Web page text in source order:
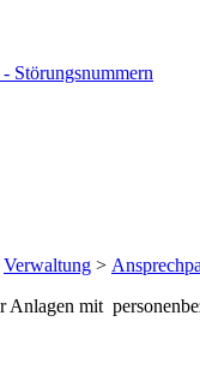
Störungsnummern
Verwaltung >
Anlagen mit